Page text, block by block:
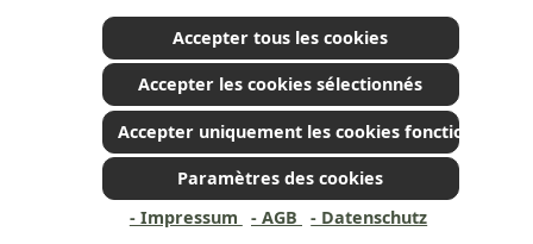
Accepter tous les cookies
Accepter les cookies sélectionnés
Accepter uniquement les cookies fonctionnels
Paramètres des cookies
- Impressum
- AGB - Datenschutz